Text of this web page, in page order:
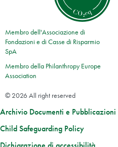
Membro dell'Associazione di
Fondazioni e di Casse di Risparmio
SpA
Membro della Philanthropy Europe
Association
© 2026 All right reserved
Archivio Documenti e Pubblicazioni
Child Safeguarding Policy